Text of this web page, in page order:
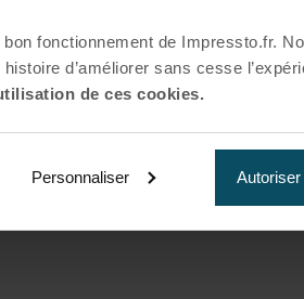
fonctionnement de Impressto.fr.
d’améliorer sans cesse
de ces cookies.
Personnaliser